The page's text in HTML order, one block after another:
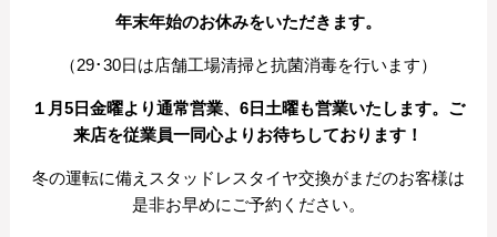
年末年始のお休みをいただきます。
（29･30日は店舗工場清掃と抗菌消毒を行います）
１月5日金曜より通常営業、6日土曜も営業いたします。ご
来店を従業員一同心よりお待ちしております！
冬の運転に備えスタッドレスタイヤ交換がまだのお客様は
是非お早めにご予約ください。